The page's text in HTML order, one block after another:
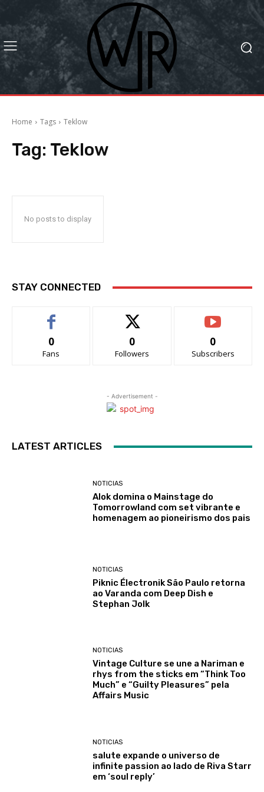
Home Tags Teklow
Tag: Teklow
No posts to display
STAY CONNECTED
0
Fans
0
Followers
0
Subscribers
- Advertisement -
LATEST ARTICLES
NOTICIAS
Alok domina o Mainstage do
Tomorrowland com set vibrante e
homenagem ao pioneirismo dos pais
NOTICIAS
Piknic Électronik São Paulo retorna
ao Varanda com Deep Dish e
Stephan Jolk
NOTICIAS
Vintage Culture se une a Nariman e
rhys from the sticks em “Think Too
Much” e “Guilty Pleasures” pela
Affairs Music
NOTICIAS
salute expande o universo de
infinite passion ao lado de Riva Starr
em ‘soul reply’